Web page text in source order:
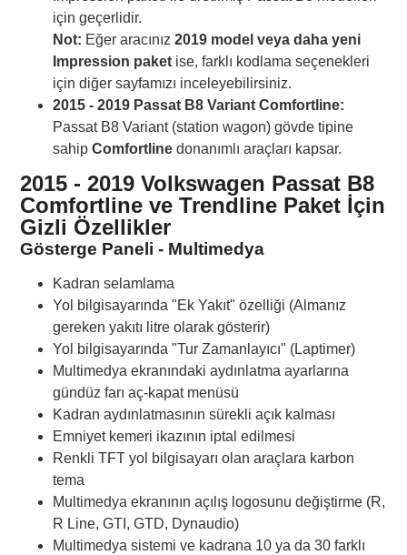
için geçerlidir.
Not: Eğer aracınız2019 model veya daha yeni
Impression paket ise, farklı kodlama seçenekleri
için diğer sayfamızı inceleyebilirsiniz.
2015 - 2019 Passat B8 Variant Comfortline:
Passat B8 Variant (station wagon) gövde tipine
sahipComfortline donanımlı araçları kapsar.
2015 - 2019 Volkswagen Passat B8
Comfortline ve Trendline Paket İçin
Gizli Özellikler
Gösterge Paneli - Multimedya
Kadran selamlama
Yol bilgisayarında "Ek Yakıt" özelliği (Almanız
gereken yakıtı litre olarak gösterir)
Yol bilgisayarında "Tur Zamanlayıcı" (Laptimer)
Multimedya ekranındaki aydınlatma ayarlarına
gündüz farı aç-kapat menüsü
Kadran aydınlatmasının sürekli açık kalması
Emniyet kemeri ikazının iptal edilmesi
Renkli TFT yol bilgisayarı olan araçlara karbon
tema
Multimedya ekranının açılış logosunu değiştirme (R,
R Line, GTI, GTD, Dynaudio)
Multimedya sistemi ve kadrana 10 ya da 30 farklı